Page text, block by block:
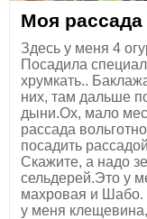
Моя рассада
Здесь у меня 4
Посадила
хрумкать..
них, там дальше
дыни.Ох, мало
рассада
посадить
Скажите, а надо
сельдерей.Это у
махровая и Шабо.
у меня клещевина,